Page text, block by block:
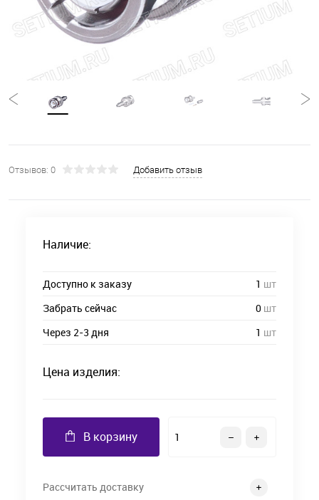
Отзывов: 0 Добавить отзыв
Наличие:
Доступно к заказу 1 шт
Забрать сейчас
0 шт
Через 2-3 дня
1 шт
Цена изделия:
В корзину
Рассчитать доставку